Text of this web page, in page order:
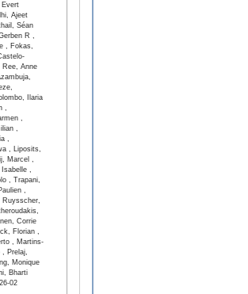
Ajeet
Séan
R ,
, Fokas,
Anne
Ilaria
,
,
,
,
, Liposits,
Marcel ,
,
, Trapani,
,
Corrie
Florian ,
, Martins-
, Prelaj,
Monique
Bharti
02